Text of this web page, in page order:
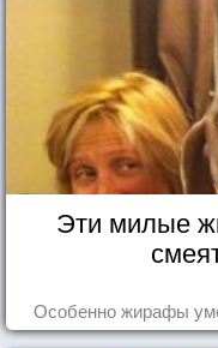
Эти милые
Особенно жирафы